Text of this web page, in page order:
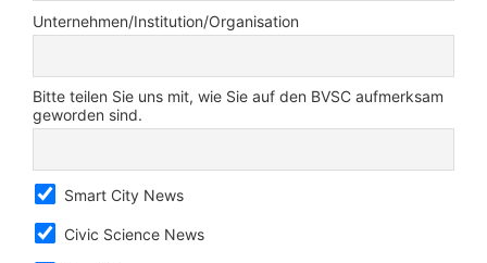
Unternehmen/Institution/Organisation
Bitte teilen Sie uns mit, wie Sie auf den BVSC aufmerksam
geworden sind.
Smart City News
Civic Science News